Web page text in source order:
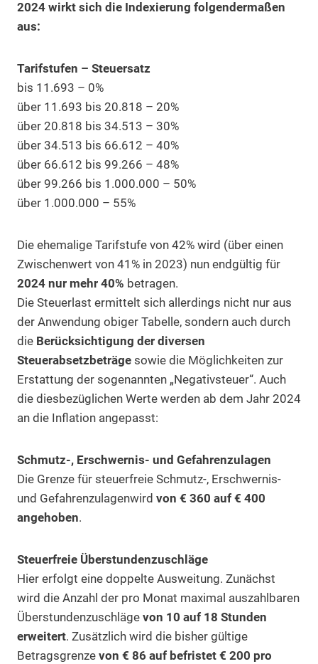
2024 wirkt sich die Indexierung folgendermaßen
aus:
Tarifstufen – Steuersatz
bis 11.693 – 0%
über 11.693 bis 20.818 – 20%
über 20.818 bis 34.513 – 30%
über 34.513 bis 66.612 – 40%
über 66.612 bis 99.266 – 48%
über 99.266 bis 1.000.000 – 50%
über 1.000.000 – 55%
Die ehemalige Tarifstufe von 42% wird (über einen
Zwischenwert von 41% in 2023) nun endgültig für
2024 nur mehr 40% betragen.
Die Steuerlast ermittelt sich allerdings nicht nur aus
der Anwendung obiger Tabelle, sondern auch durch
die Berücksichtigung der diversen
Steuerabsetzbeträge sowie die Möglichkeiten zur
Erstattung der sogenannten „Negativsteuer“. Auch
die diesbezüglichen Werte werden ab dem Jahr 2024
an die Inflation angepasst:
Schmutz-, Erschwernis- und Gefahrenzulagen
Die Grenze für steuerfreie Schmutz-, Erschwernis-
und Gefahrenzulagenwird von € 360 auf € 400
angehoben.
Steuerfreie Überstundenzuschläge
Hier erfolgt eine doppelte Ausweitung. Zunächst
wird die Anzahl der pro Monat maximal auszahlbaren
Überstundenzuschläge von 10 auf 18 Stunden
erweitert. Zusätzlich wird die bisher gültige
Betragsgrenze von € 86 auf befristet € 200 pro